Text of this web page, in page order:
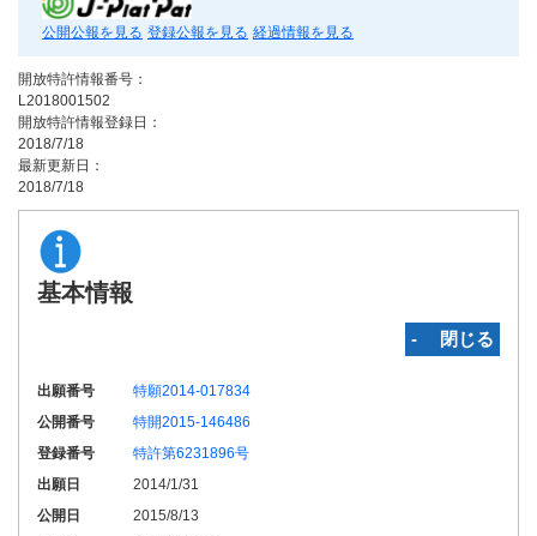
公開公報を見る 登録公報を見る 経過情報を見る
開放特許情報番号：
L2018001502
開放特許情報登録日：
2018/7/18
最新更新日：
2018/7/18
基本情報
‐ 閉じる
出願番号
特願2014-017834
公開番号
特開2015-146486
登録番号
特許第6231896号
出願日
2014/1/31
公開日
2015/8/13